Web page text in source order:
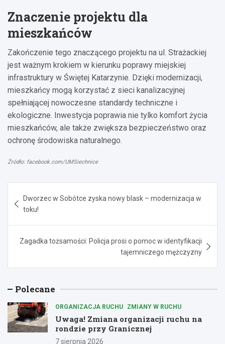
Znaczenie projektu dla
mieszkańców
Zakończenie tego znaczącego projektu na ul. Strażackiej
jest ważnym krokiem w kierunku poprawy miejskiej
infrastruktury w Świętej Katarzynie. Dzięki modernizacji,
mieszkańcy mogą korzystać z sieci kanalizacyjnej
spełniającej nowoczesne standardy techniczne i
ekologiczne. Inwestycja poprawia nie tylko komfort życia
mieszkańców, ale także zwiększa bezpieczeństwo oraz
ochronę środowiska naturalnego.
Źródło: facebook.com/UMSiechnice
wpisu
Dworzec w Sobótce zyska nowy blask – modernizacja w
toku!
Zagadka tożsamości: Policja prosi o pomoc w identyfikacji
tajemniczego mężczyzny
Polecane
ORGANIZACJA RUCHU ZMIANY W RUCHU
Uwaga! Zmiana organizacji ruchu na
rondzie przy Granicznej
7 sierpnia 2026